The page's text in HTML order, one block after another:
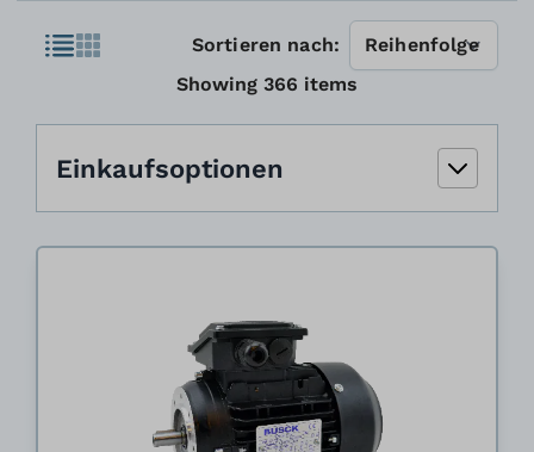
Showing 366 items
Liste
Liste Sortieren nach:
Einkaufsoptionen